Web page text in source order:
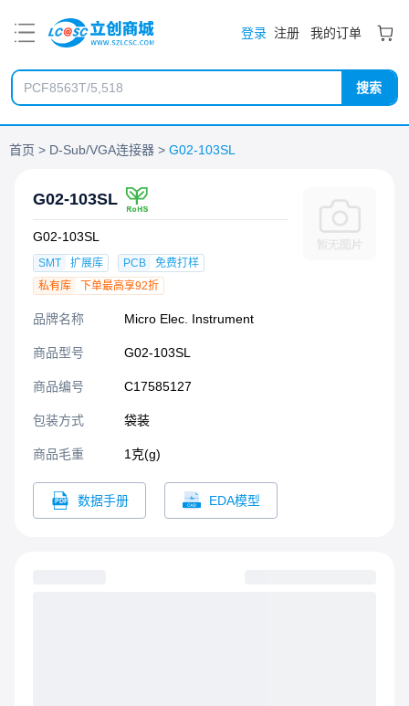
登录 注册 我的订单
搜索
首页 D-Sub/VGA连接器 G02-103SL
G02-103SL
G02-103SL
SMT 扩展库 PCB
免费打样
私有库
下单最高享92折
品牌名称 Micro Elec. Instrument
商品型号 G02-103SL
商品编号 C17585127
包装方式 袋装
商品毛重 1克(g)
数据手册 EDA模型